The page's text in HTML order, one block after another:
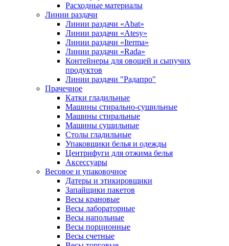
Расходные материалы
Линии раздачи
Линии раздачи «Abat»
Линии раздачи «Atesy»
Линии раздачи «Iterma»
Линии раздачи «Rada»
Контейнеры для овощей и сыпучих
продуктов
Линии раздачи "Радапро"
Прачечное
Катки гладильные
Машины стирально-сушильные
Машины стиральные
Машины сушильные
Столы гладильные
Упаковщики белья и одежды
Центрифуги для отжима белья
Аксессуары
Весовое и упаковочное
Датеры и этикировщики
Запайщики пакетов
Весы крановые
Весы лабораторные
Весы напольные
Весы порционные
Весы счетные